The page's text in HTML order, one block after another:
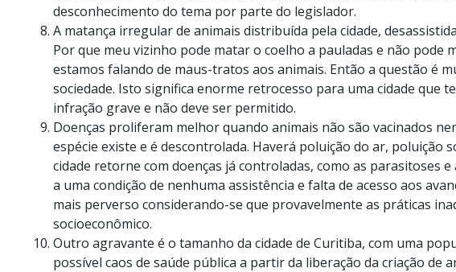
desconhecimento do tema por parte do legislador.
A matança irregular de animais distribuída pela cidade,
Por que meu vizinho pode matar o coelho a pauladas e não
estamos falando de maus-tratos aos animais. Então a questão
sociedade. Isto significa enorme retrocesso para uma cidade
infração grave e não deve ser permitido.
Doenças proliferam melhor quando animais não são vacinados
espécie existe e é descontrolada. Haverá poluição do ar,
cidade retorne com doenças já controladas, como as parasitoses
a uma condição de nenhuma assistência e falta de acesso aos
mais perverso considerando-se que provavelmente as práticas
socioeconômico.
Outro agravante é o tamanho da cidade de Curitiba, com uma
possível caos de saúde pública a partir da liberação da criação de